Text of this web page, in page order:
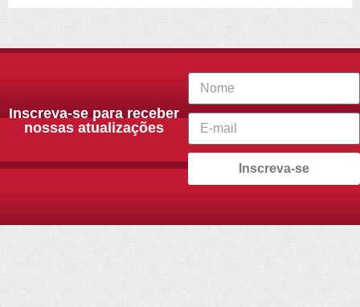
Inscreva-se para receber
nossas atualizações
Inscreva-se